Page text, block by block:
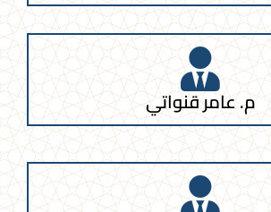
م. عامر قنواتي